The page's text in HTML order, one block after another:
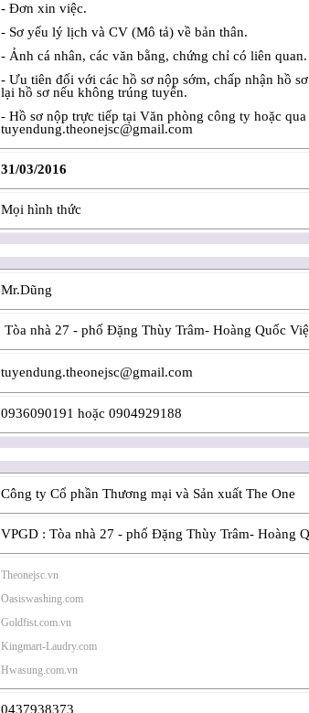
- Đơn xin việc.
- Sơ yếu lý lịch và CV (Mô tả) về bản thân.
- Ảnh cá nhân, các văn bằng, chứng chỉ có liên quan.
- Ưu tiên đối với các hồ sơ nộp sớm, chấp nhận hồ
lại hồ sơ nếu không trúng tuyển.
- Hồ sơ nộp trực tiếp tại Văn phòng công ty hoặc qua
tuyendung.theonejsc@gmail.com
31/03/2016
Mọi hình thức
Mr.Dũng
Tòa nhà 27 - phố Đặng Thùy Trâm- Hoàng Quốc
tuyendung.theonejsc@gmail.com
0936090191 hoặc 0904929188
Công ty Cổ phần Thương mại và Sản xuất The One
VPGD : Tòa nhà 27 - phố Đặng Thùy Trâm- Hoàng
Theonejsc.vn
Oasiswashing.com
Goldfist.com.vn
Kingmart-Laudry.com
Hwasung.com.vn
0437938373